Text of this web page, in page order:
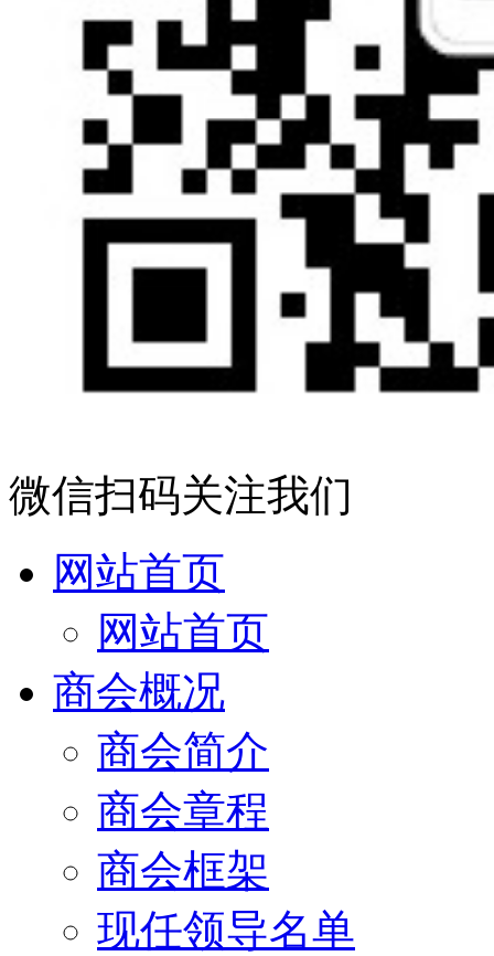
微信扫码关注我们
网站首页
网站首页
商会概况
商会简介
商会章程
商会框架
现任领导名单